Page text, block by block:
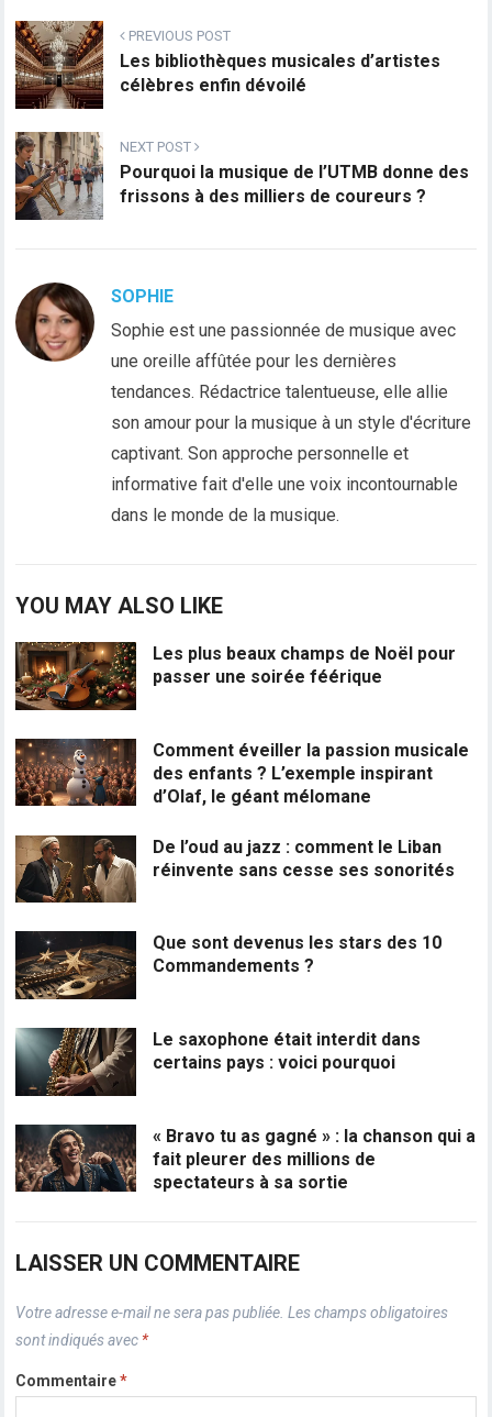
PREVIOUS POST
Les bibliothèques musicales d’artistes
célèbres enfin dévoilé
NEXT POST
Pourquoi la musique de l’UTMB donne des
frissons à des milliers de coureurs ?
SOPHIE
Sophie est une passionnée de musique avec
une oreille affûtée pour les dernières
tendances. Rédactrice talentueuse, elle allie
son amour pour la musique à un style d'écriture
captivant. Son approche personnelle et
informative fait d'elle une voix incontournable
dans le monde de la musique.
YOU MAY ALSO LIKE
Les plus beaux champs de Noël pour
passer une soirée féérique
Comment éveiller la passion musicale
des enfants ? L’exemple inspirant
d’Olaf, le géant mélomane
De l’oud au jazz : comment le Liban
réinvente sans cesse ses sonorités
Que sont devenus les stars des 10
Commandements ?
Le saxophone était interdit dans
certains pays : voici pourquoi
« Bravo tu as gagné » : la chanson qui a
fait pleurer des millions de
spectateurs à sa sortie
LAISSER UN COMMENTAIRE
Votre adresse e-mail ne sera pas publiée. Les champs obligatoires
sont indiqués avec *
Commentaire*